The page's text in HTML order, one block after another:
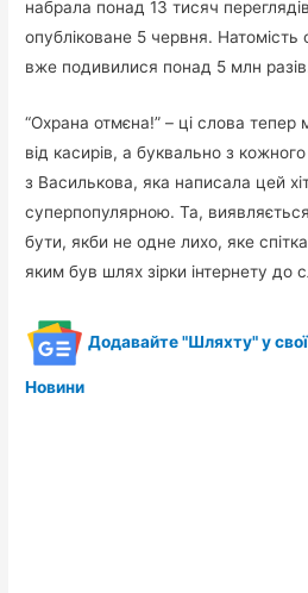
набрала понад 13 тисяч
опубліковане 5 червня. Натомість
вже подивилися понад 5 млн
“Охрана отмєна!” – ці слова
від касирів, а буквально з
з Василькова, яка написала цей
суперпопулярною. Та, виявляється,
бути, якби не одне лихо, яке
яким був шлях зірки інтернету до
Додавайте "Шляхту" у
Новини